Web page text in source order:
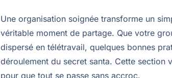
Une organisation soignée transforme un
véritable moment de partage. Que votre
dispersé en télétravail, quelques bonnes
déroulement du secret santa. Cette section
pour que tout se passe sans accroc.